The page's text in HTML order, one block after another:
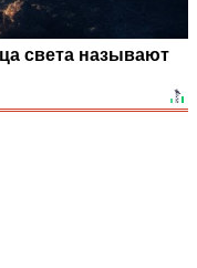
света называют